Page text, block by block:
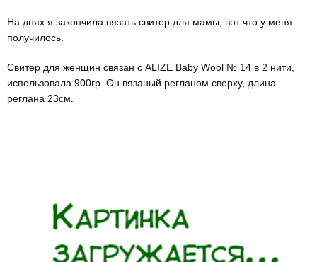
На днях я закончила вязать свитер для мамы, вот что у меня
получилось.
Свитер для женщин связан с ALIZE Baby Wool № 14 в 2 нити,
использовала 900гр. Он вязаный регланом сверху, длина
реглана 23см.